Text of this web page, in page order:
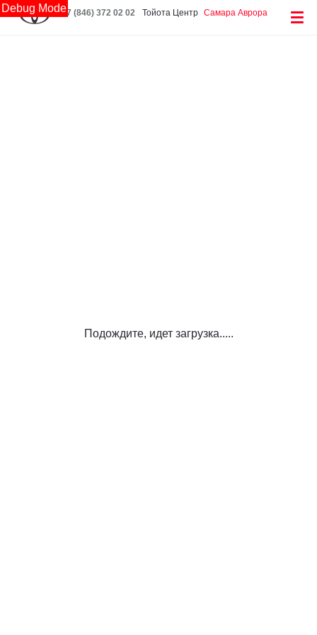
Debug Mode+7 (846) 372 02 02 Тойота Центр Самара Аврора
Подождите, идет загрузка.....